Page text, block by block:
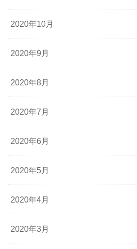
2020年10月
2020年9月
2020年8月
2020年7月
2020年6月
2020年5月
2020年4月
2020年3月